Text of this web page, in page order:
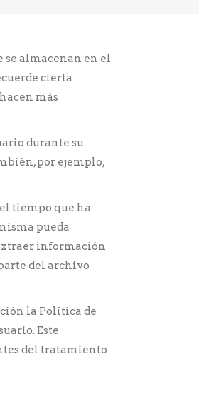
se almacenan en el
cierta
más
durante su
por ejemplo,
tiempo que ha
pueda
información
del archivo
la Política de
Este
del tratamiento